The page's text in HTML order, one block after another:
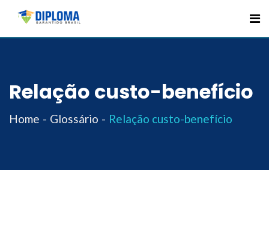
Skip
Relação custo-benefício
Home Glossário Relação custo-benefício